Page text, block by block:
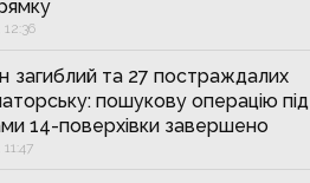
загиблий та 27 постраждалих
пошукову операцію під
14-поверхівки завершено